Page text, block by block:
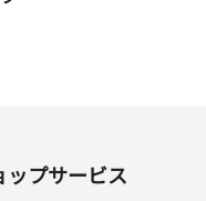
ップサービス